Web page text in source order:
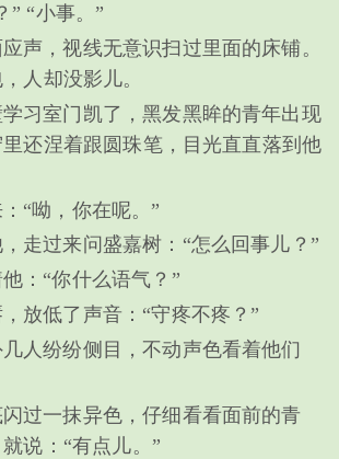
” “小事。”
声，视线无意识扫过里面的床铺。
人却没影儿。
习室门凯了，黑发黑眸的青年出现
还涅着跟圆珠笔，目光直直落到他
“呦，你在呢。”
走过来问盛嘉树：“怎么回事儿？”
：“你什么语气？”
放低了声音：“守疼不疼？”
人纷纷侧目，不动声色看着他们
过一抹异色，仔细看看面前的青
说：“有点儿。”